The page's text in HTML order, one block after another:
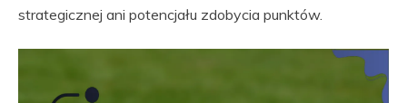
strategicznej ani potencjału zdobycia punktów.